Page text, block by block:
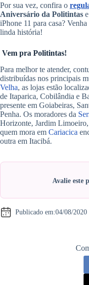
Por sua vez, confira o
Aniversário da Politintas
iPhone 11 para casa?
linda história!
Vem pra Politintas!
Para melhor te atender,
distribuídas nos principais
Velha, as lojas estão
de Itaparica, Cobilândia e
presente em Goiabeiras,
Penha. Os moradores da
Horizonte, Jardim Limoeiro,
quem mora em Cariacica
outra em Itacibá.
Avalie este
Publicado em:04/08/2020